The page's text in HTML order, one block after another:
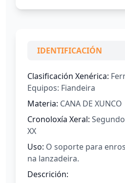
IDENTIFICACIÓN
Clasificación Xenérica:
Equipos: Fiandeira
Materia: CANA DE XUNCO
Cronoloxía Xeral:
XX
Uso: O soporte para
na lanzadeira.
Descrición: